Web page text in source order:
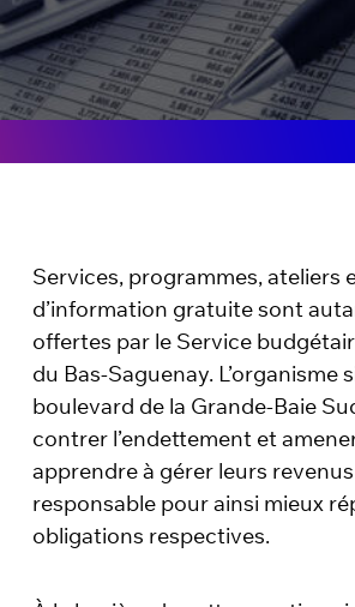
Services, programmes, ateliers
d’information gratuite sont
offertes par le Service
du Bas-Saguenay. L’organisme
boulevard de la Grande-Baie
contrer l’endettement et
apprendre à gérer leurs
responsable pour ainsi mieux
obligations respectives.